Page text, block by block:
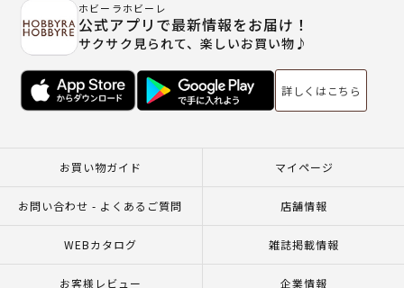
ホビーラホビーレ
公式アプリで最新情報をお届け！
サクサク見られて、楽しいお買い物♪
詳しくはこちら
お買い物ガイド マイページ
お問い合わせ - よくあるご質問 店舗情報
WEBカタログ 雑誌掲載情報
お客様レビュー 企業情報